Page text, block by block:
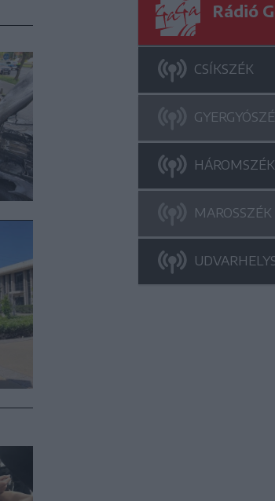
Rádió
CSÍKSZÉK
HÁROMSZÉK
MAROSSZÉK